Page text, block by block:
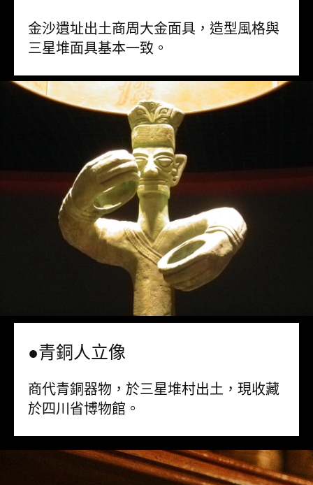
金沙遺址出土商周大金面具，造型風格與
三星堆面具基本一致。
●青銅人立像
商代青銅器物，於三星堆村出土，現收藏
於四川省博物館。